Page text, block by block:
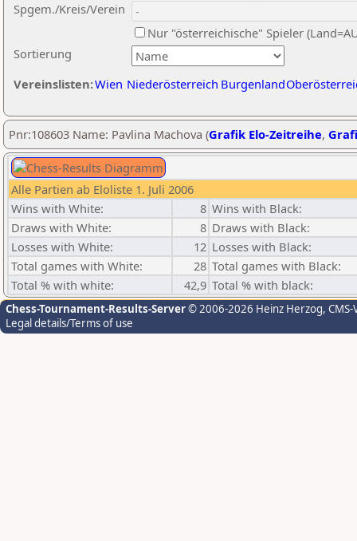
Sortierung
Spgem./Kreis/Verein
Nur "österreichische" Spieler
Vereinslisten:Wien Niederösterreich Burgenland
Pnr:108603 Name: Pavlina Machova (Grafik Elo-Zeitreihe,
Alle Partien ab Eloliste 1. Juli 2006
Wins with White:
8 Wins with Black:
Draws with White:
8 Draws with Black:
Losses with White:
12 Losses with Black:
Total games with White:
28 Total games with Black:
Total % with white:
42,9 Total % with black:
Chess-Tournament-Results-Server© 2006-2026 Heinz Herzog,
Legal details/Terms of use